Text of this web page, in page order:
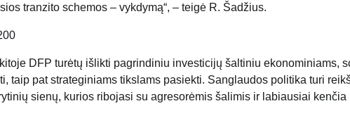
tranzito schemos – vykdymą“, – teigė R. Šadžius.
DFP turėtų išlikti pagrindiniu investicijų šaltiniu ekonominiams,
taip pat strateginiams tikslams pasiekti. Sanglaudos politika turi
sienų, kurios ribojasi su agresorėmis šalimis ir labiausiai kenčia